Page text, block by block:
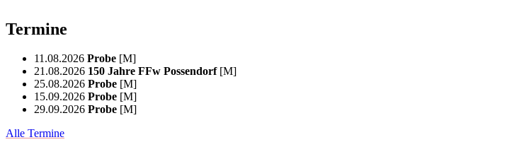
Termine
11.08.2026 Probe [M]
21.08.2026 150 Jahre FFw Possendorf [M]
25.08.2026 Probe [M]
15.09.2026 Probe [M]
29.09.2026 Probe [M]
Alle Termine